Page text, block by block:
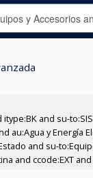
and su-
y Energía
and su-
and ccode:EXT